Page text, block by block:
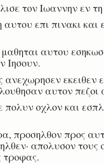
τον Ιωαννην εν
επι πινακι και
αυτου
Ιησουν.
εκειθεν
αυτον
πολυν οχλον και
προσηλθον προς
απολυσον
τροφας.